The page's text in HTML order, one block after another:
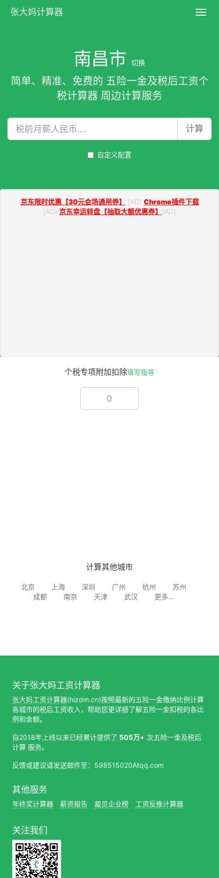
张大妈计算器
南昌市 切换
简单、精准、免费的 五险一金及税后工资个
税计算器 周边计算服务
计算
自定义配置
京东限时优惠【30元会场通用券】 [AD] Chrome插件下载
[AD] 京东幸运转盘【抽取大额优惠券】 [AD]
个税专项附加扣除填写指导
计算其他城市
北京 上海 深圳 广州 杭州
苏州
成都
南京 天津 武汉 更多...
关于张大妈工资计算器
张大妈工资计算器(hizdm.cn)按照最新的五险一金缴纳比例计算
各城市的税后工资收入，帮助您更详细了解五险一金扣税的各比
例和金额。
自2018年上线以来已经累计提供了 505万+ 次五险一金及税后
计算 服务。
反馈或建议请发送邮件至：598515020Atqq.com
其他服务
年终奖计算器 薪资报告 裁员企业榜 工资反推计算器
关注我们